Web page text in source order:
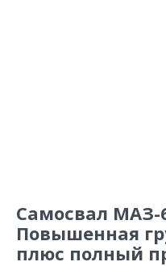
Самосвал МАЗ-
Повышенная
плюс полный